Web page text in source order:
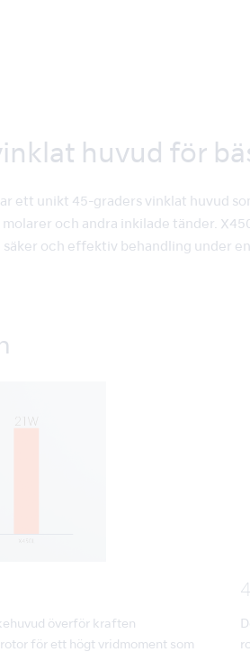
huvud för
ett unikt 45-graders vinklat huvud
och andra inkilade tänder.
och effektiv behandling under
överför kraften
för ett högt vridmoment som